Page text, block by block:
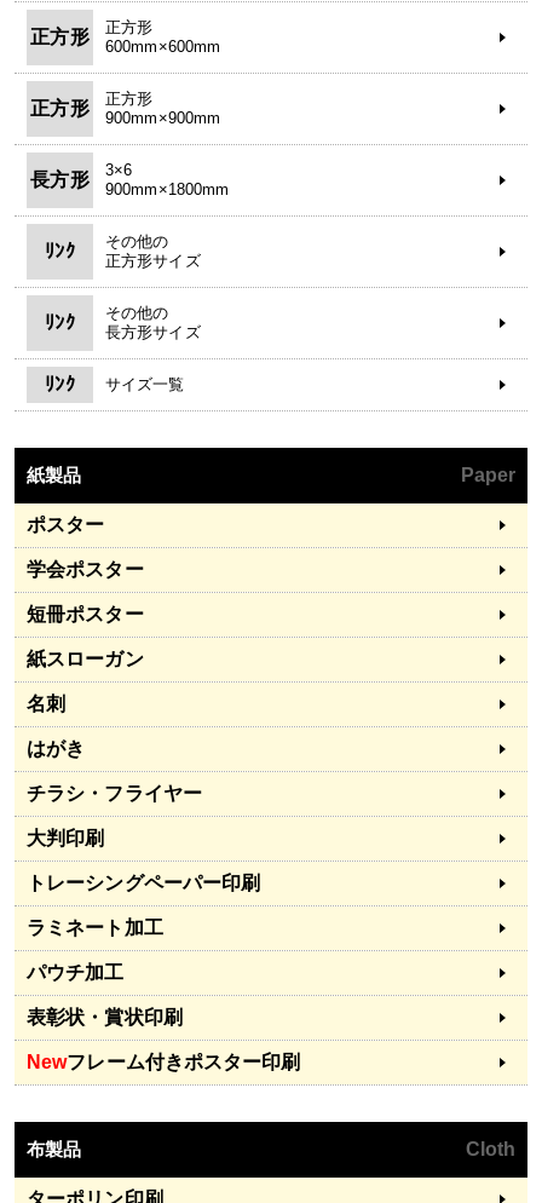
正方形
正方形
600mm×600mm
正方形
正方形
900mm×900mm
長方形
3×6
900mm×1800mm
ﾘﾝｸ
その他の
正方形サイズ
ﾘﾝｸ
その他の
長方形サイズ
ﾘﾝｸ サイズ一覧
紙製品 Paper
ポスター
学会ポスター
短冊ポスター
紙スローガン
名刺
はがき
チラシ・フライヤー
大判印刷
トレーシングペーパー印刷
ラミネート加工
パウチ加工
表彰状・賞状印刷
Newフレーム付きポスター印刷
布製品 Cloth
ターポリン印刷